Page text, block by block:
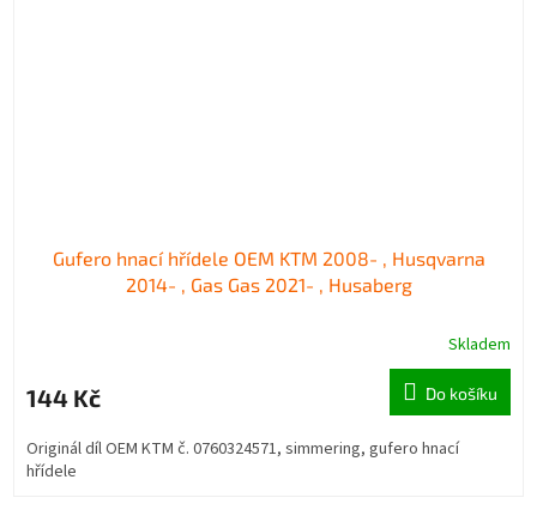
Gufero hnací hřídele OEM KTM 2008- , Husqvarna
2014- , Gas Gas 2021- , Husaberg
Skladem
144 Kč Do košíku
Originál díl OEM KTM č. 0760324571, simmering, gufero hnací
hřídele